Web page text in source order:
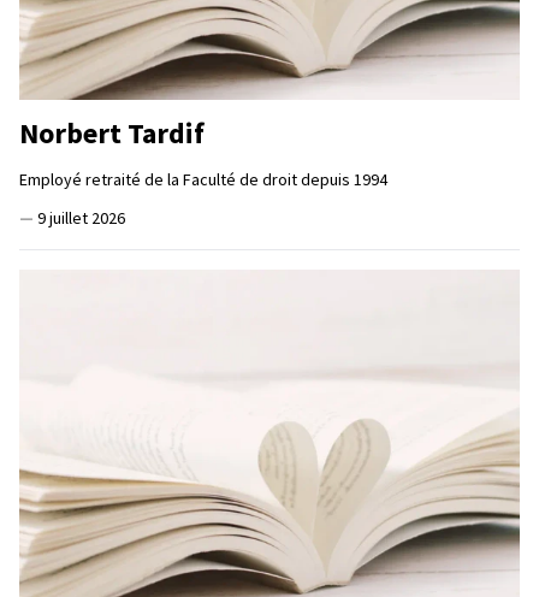
Norbert Tardif
Employé retraité de la Faculté de droit depuis 1994
— 9 juillet 2026